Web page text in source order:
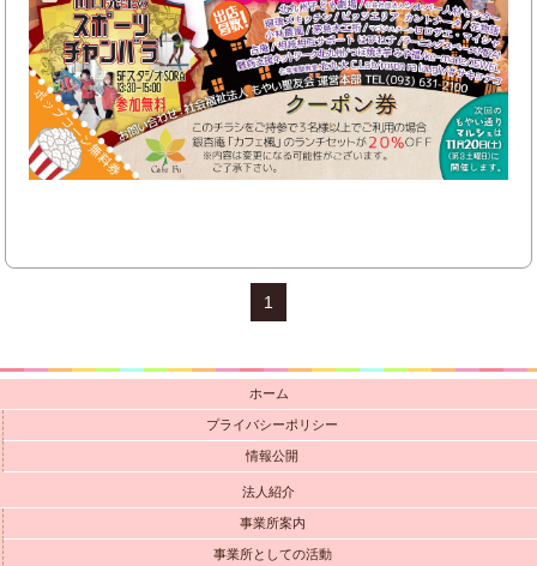
1
ホーム
プライバシーポリシー
情報公開
法人紹介
事業所案内
事業所としての活動